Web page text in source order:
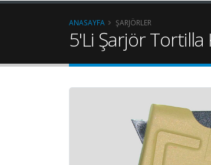
ANASAYFA ŞARJÖRLER
5'Li Şarjör Tortilla